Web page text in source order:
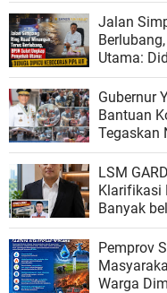
Jalan
Utama:
Gubernur
Bantuan
Tegaskan
LSM
Klarifikasi
Banyak
pasal 108
Pemprov
Warga